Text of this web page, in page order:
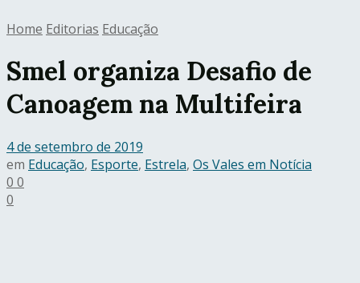
Home Editorias Educação
Smel organiza Desafio de
Canoagem na Multifeira
4 de setembro de 2019
em Educação, Esporte, Estrela, Os Vales em Notícia
0 0
0